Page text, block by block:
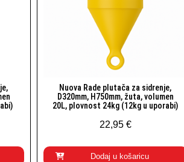
Brzi pogled
Nuova Rade plutača za sidrenje,
D320mm, H750mm, žuta, volumen
20L, plovnost 24kg (12kg u uporabi)
22,95 €
Dodaj u košaricu